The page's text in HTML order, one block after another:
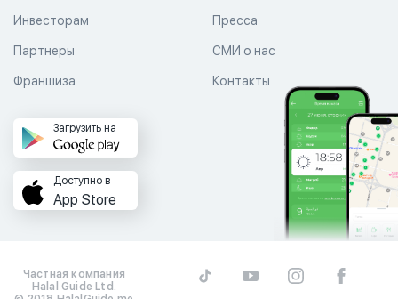
Пресса
СМИ о нас
Контакты
Инвесторам
Партнеры
Франшиза
Загрузить на
Доступно в
App Store
Частная компания
Halal Guide Ltd.